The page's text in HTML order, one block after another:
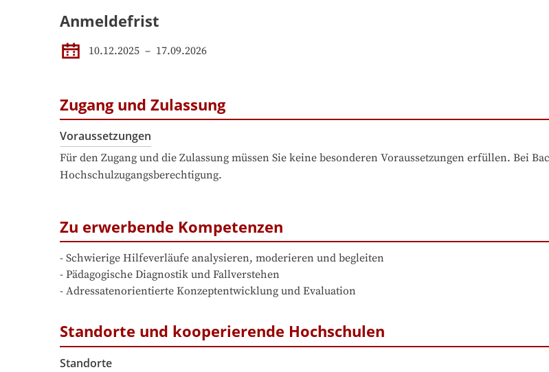
Anmeldefrist
10.12.2025 – 17.09.2026
Zugang und Zulassung
Voraussetzungen
Für den Zugang und die Zulassung müssen Sie keine besonderen Voraussetzungen erfüllen. Bei
Hochschulzugangsberechtigung.
Zu erwerbende Kompetenzen
- Schwierige Hilfeverläufe analysieren, moderieren und begleiten
- Pädagogische Diagnostik und Fallverstehen
- Adressatenorientierte Konzeptentwicklung und Evaluation
Standorte und kooperierende Hochschulen
Standorte